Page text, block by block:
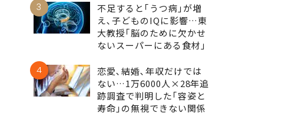
3
不足すると｢うつ病｣が増
え､子どものIQに影響…東
大教授｢脳のために欠かせ
ないスーパーにある食材｣
4
恋愛､結婚､年収だけでは
ない…1万6000人×28年追
跡調査で判明した｢容姿と
寿命｣の無視できない関係